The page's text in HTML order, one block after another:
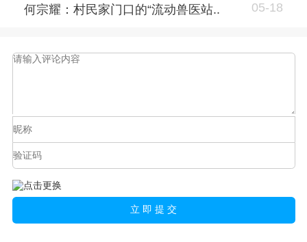
何宗耀：村民家门口的“流动兽医站.. 05-18